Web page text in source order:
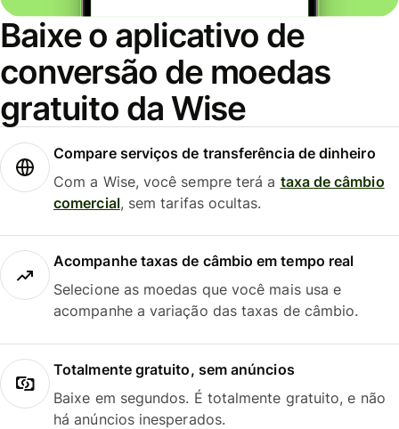
Baixe o aplicativo de
conversão de moedas
gratuito da Wise
Compare serviços de transferência de dinheiro
Com a Wise, você sempre terá a taxa de câmbio
comercial, sem tarifas ocultas.
Acompanhe taxas de câmbio em tempo real
Selecione as moedas que você mais usa e
acompanhe a variação das taxas de câmbio.
Totalmente gratuito, sem anúncios
Baixe em segundos. É totalmente gratuito, e não
há anúncios inesperados.